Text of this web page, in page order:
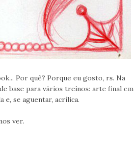
Por quê? Porque eu gosto, rs. Na
base para vários treinos: arte final em
e, se aguentar, acrílica.
ver.